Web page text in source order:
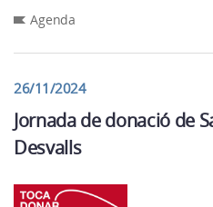
Agenda
26/11/2024
Jornada de donació de
Desvalls